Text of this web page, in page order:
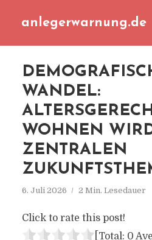
anlegerwarnung.de
WANDEL:
WOHNEN
ZENTRALEN
6. Juli 2026 2 Min. Lesedauer
Click to rate this post!
[Total: 0